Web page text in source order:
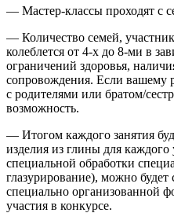
— Мастер-классы проходят с
— Количество семей,
колеблется от 4-х до 8-ми в
ограничений здоровья,
сопровождения. Если вашему
с родителями или братом/
возможность.
— Итогом каждого занятия
изделия из глины для
специальной обработки
глазурирование), можно будет
специально организованной
участия в конкурсе.